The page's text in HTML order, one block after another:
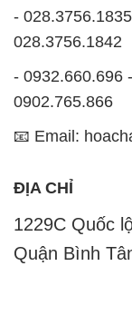
-
028.3756.1842
- 0932.660.696
0902.765.866
📧 Email:
ĐỊA CHỈ
1229C Quốc
Quận Bình